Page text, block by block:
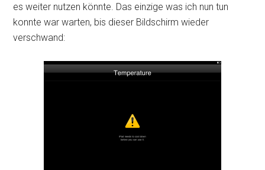
es weiter nutzen könnte. Das einzige was ich nun tun
konnte war warten, bis dieser Bildschirm wieder
verschwand: